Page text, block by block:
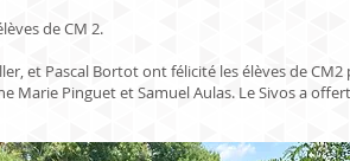
de CM 2.
et Pascal Bortot ont félicité les élèves de
Marie Pinguet et Samuel Aulas. Le Sivos a